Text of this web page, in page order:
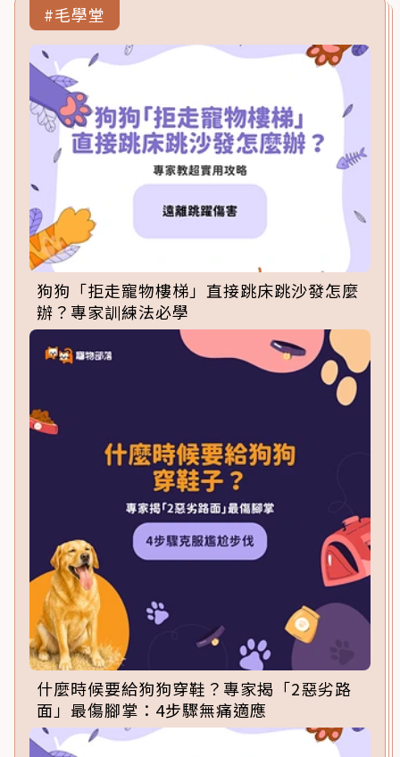
#毛學堂
狗狗「拒走寵物樓梯」直接跳床跳沙發怎麼
辦？專家訓練法必學
什麼時候要給狗狗穿鞋？專家揭「2惡劣路
面」最傷腳掌：4步驟無痛適應